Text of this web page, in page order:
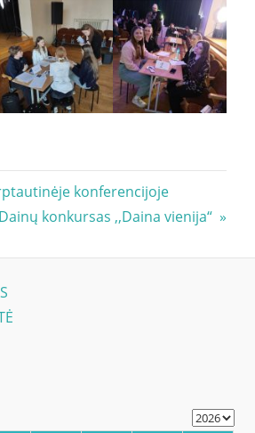
konferencijoje
Next
Dainų konkursas ,,Daina vienija“